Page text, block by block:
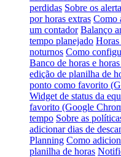
perdidas Sobre os
por horas extras Como
um contador Balanço
tempo planejado Horas
noturnos Como
Banco de horas e
edição de planilha de
ponto como favorito
Widget de status da
favorito (Google
tempo Sobre as
adicionar dias de
Planning Como
planilha de horas